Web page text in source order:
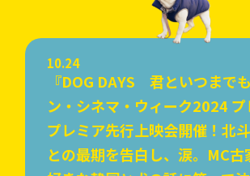
10.24
『DOG DAYS 君といつまで
ン・シネマ・ウィーク2024
プレミア先行上映会開催！北
との最期を告白し、涙。MC古